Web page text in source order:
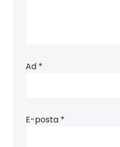
Ad *
E-posta *